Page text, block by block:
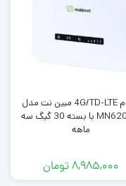
مودم 4G/TD-LTE مبین نت مدل
MN6200 D با بسته 30 گیگ سه
ماهه
۸,۹۸۵,۰۰۰تومان